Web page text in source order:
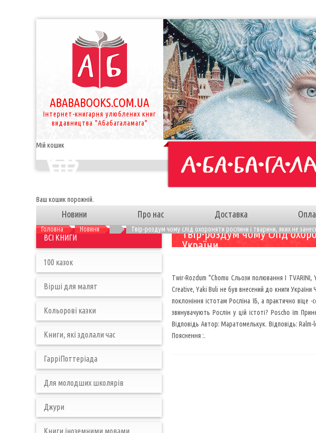
ABABABOOKS.COM.UA
Інтернет-книгарня улюблених книг
видавництва "Абабагаламага"
Мій кошик
Ваш кошик порожній.
Новини Про нас Доставка
Головна Новини Твір-роздум чому слід охороняти рослини і тварини, яких не
Твір-роздум чому слід
України
Twir-Rozdum "Chomu Сльози полювання I
Creative, Yaki Buli не був внесений до книги України
поклоніння істотам Росліна ІБ, а практично
звинувачують Рослін у цій істоті? Poscho їm
Відповідь Автор: Маратомелькук. Відповідь:
Пояснення :.
ВСІ КНИГИ
100 казок
Вірші для малят
Кольорові казки
Книги, які здолали час
ГарріПоттеріада
Для молодших школярів
Джури
Книги іноземними мовами